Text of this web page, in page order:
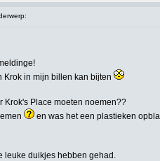
Krok in mijn billen kan bijten
Krok's Place moeten noemen??
en was het een plastieken
leuke duikjes hebben gehad.